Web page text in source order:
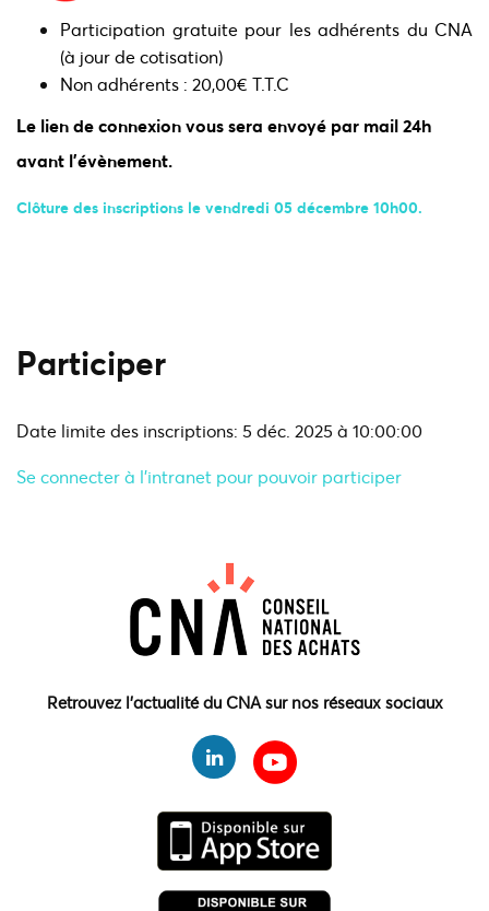
Participation gratuite pour les adhérents du CNA
(à jour de cotisation)
Non adhérents : 20,00€ T.T.C
Le lien de connexion vous sera envoyé par mail 24h
avant l'évènement.
Clôture des inscriptions le vendredi 05 décembre 10h00.
Participer
Date limite des inscriptions: 5 déc. 2025 à 10:00:00
Se connecter à l'intranet pour pouvoir participer
Retrouvez l'actualité du CNA sur nos réseaux sociaux